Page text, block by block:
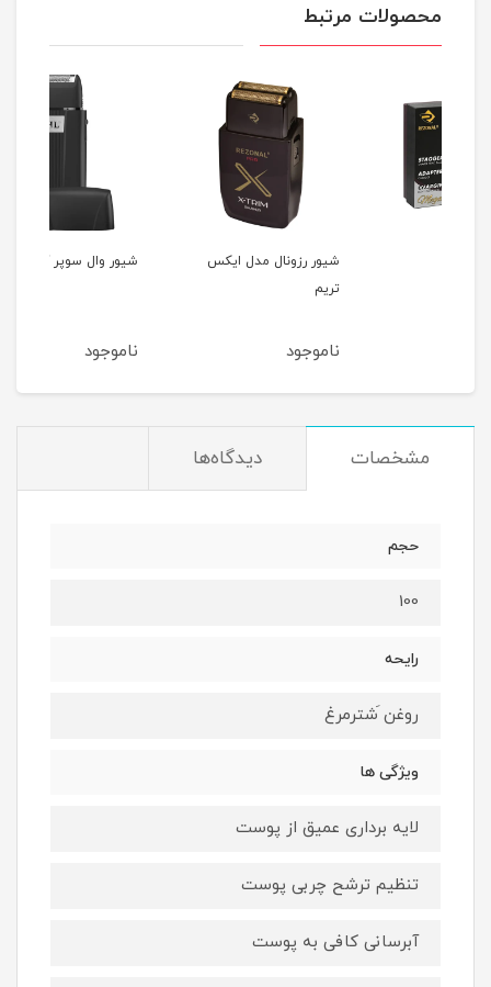
محصولات مرتبط
شیور رزونال مدل ایکس
شیور وال سوپر کلوز
مشخصات دیدگاه‌ها
حجم
100
رایحه
روغن َشترمرغ
ویژگی ها
لایه برداری عمیق از پوست
تنظیم ترشح چربی پوست
آبرسانی کافی به پوست